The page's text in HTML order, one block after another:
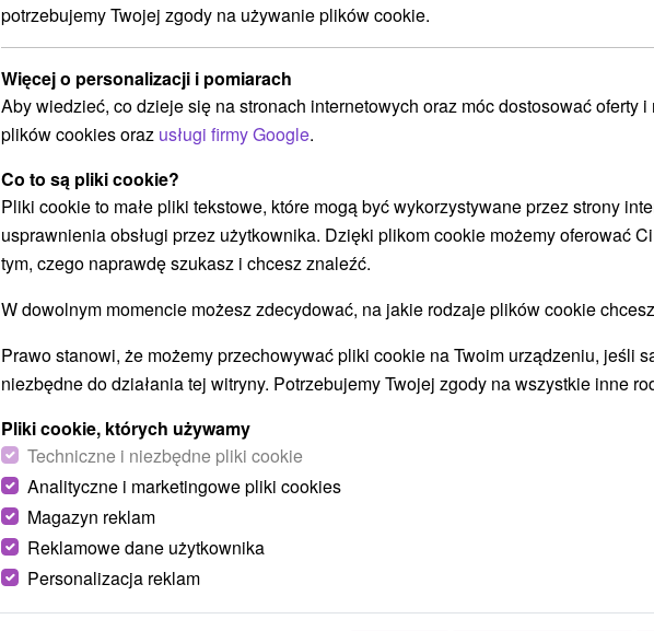
Ak plánujete navštíviť tieto
od350,07zł
Pobyt leczniczy STANDARD i
SENIOR od 60 lat / prawdziwy
potrzebujemy Twojej zgody na używanie plików cookie.
Więcej o personalizacji i pomiarach
Aby wiedzieć, co dzieje się na stronach internetowych oraz móc dostosować oferty i
plików cookies oraz usługi firmy Google.
Co to są pliki cookie?
Pliki cookie to małe pliki tekstowe, które mogą być wykorzystywane przez strony
usprawnienia obsługi przez użytkownika. Dzięki plikom cookie możemy oferować
tym, czego naprawdę szukasz i chcesz znaleźć.
W dowolnym momencie możesz zdecydować, na jakie rodzaje plików cookie
Prawo stanowi, że możemy przechowywać pliki cookie na Twoim urządzeniu, jeśli
niezbędne do działania tej witryny. Potrzebujemy Twojej zgody na wszystkie inne
Pliki cookie, których używamy
Techniczne i niezbędne pliki cookie
Analityczne i marketingowe pliki cookies
Magazyn reklam
Reklamowe dane użytkownika
Personalizacja reklam